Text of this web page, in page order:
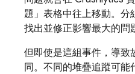
題」 表格中往上移動。分
找出並修正影響最大的問
但即使是這組事件，導致
同。不同的堆疊追蹤可能